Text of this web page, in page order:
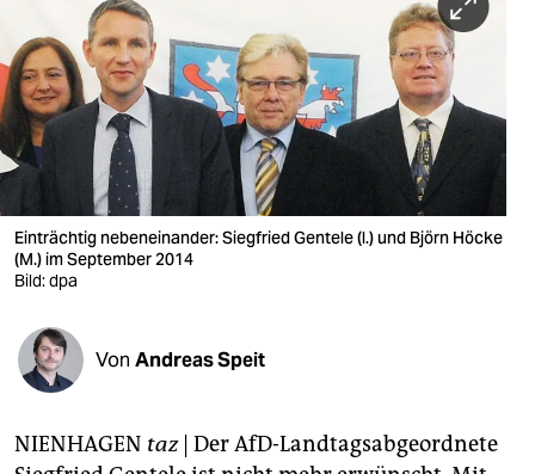
berlin
nord
wahrheit
verlag
verlag
shop
fragen & hilfe
unterstützen
Einträchtig nebeneinander: Siegfried Gentele (l.) und Björn Höcke
(M.) im September 2014
Bild: dpa
Von Andreas Speit
NIENHAGEN taz| Der AfD-Landtagsabgeordnete